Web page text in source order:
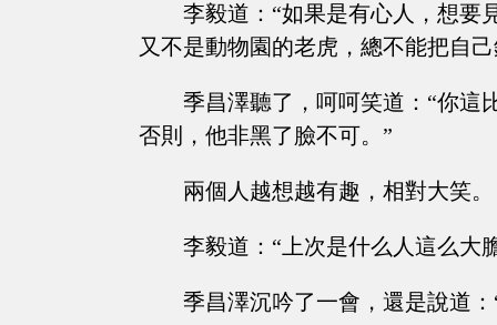
李毅道：“如果是有心人，想要
又不是動物園的老虎，總不能把自
季昌澤聽了，呵呵笑道：“你這
否則，他非黑了臉不可。”
兩個人越想越有趣，相對大笑。
李毅道：“上次是什么人這么大
季昌澤沉吟了一會，還是說道